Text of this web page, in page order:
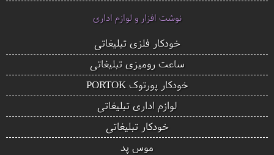
نوشت افزار و لوازم اداری
خودکار فلزی تبلیغاتی
ساعت رومیزی تبلیغاتی
خودکار پورتوک PORTOK
لوازم اداری تبلیغاتی
خودکار تبلیغاتی
موس پد